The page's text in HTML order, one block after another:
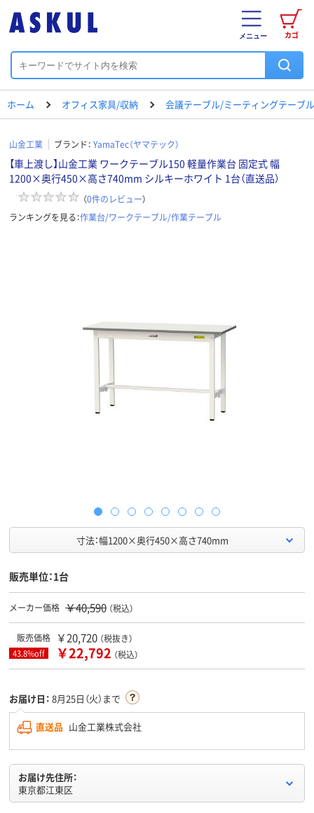
カゴ
メニュー
ホーム オフィス家具/収納 会議テーブル/ミーティングテーブル
山金工業 ブランド： YamaTec（ヤマテック）
【車上渡し】山金工業 ワークテーブル150 軽量作業台 固定式 幅
1200×奥行450×高さ740mm シルキーホワイト 1台（直送品）
（0件のレビュー）
ランキングを見る：作業台/ワークテーブル/作業テーブル
寸法：幅1200×奥行450×高さ740mm
販売単位：1台
メーカー価格 ￥40,590 （税込）
販売価格 ￥20,720 （税抜き）
43.8%off ￥22,792 （税込）
お届け日： 8月25日（火）まで
直送品 山金工業株式会社
お届け先住所：
東京都江東区